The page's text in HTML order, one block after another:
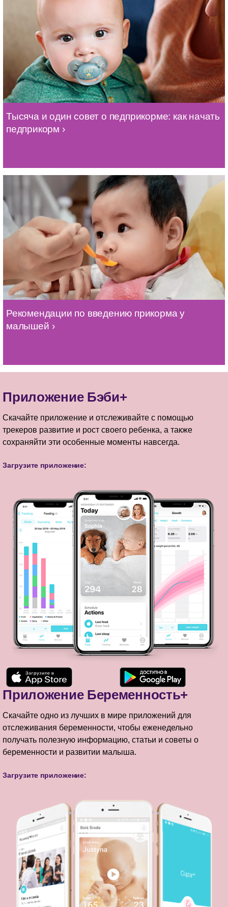
Тысяча и один совет о педприкорме: как начать
педприкорм
Рекомендации по введению прикорма у
малышей
Приложение Бэби+
Скачайте приложение и отслеживайте с помощью
трекеров развитие и рост своего ребенка, а также
сохраняйти эти особенные моменты навсегда.
Загрузите приложение:
Приложение Беременность+
Скачайте одно из лучших в мире приложений для
отслеживания беременности, чтобы еженедельно
получать полезную информацию, статьи и советы о
беременности и развитии малыша.
Загрузите приложение: